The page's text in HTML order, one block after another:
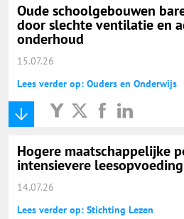
Oude schoolgebouwen
door slechte ventilatie en
onderhoud
15.07.26
Lees verder op: Ouders en Onderwijs
Hogere maatschappelijke
intensievere leesopvoeding
14.07.26
Lees verder op: Stichting Lezen